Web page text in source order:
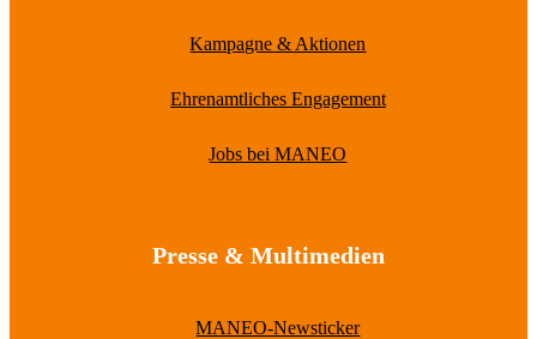
Kampagne & Aktionen
Ehrenamtliches Engagement
Jobs bei MANEO
Presse & Multimedien
MANEO-Newsticker